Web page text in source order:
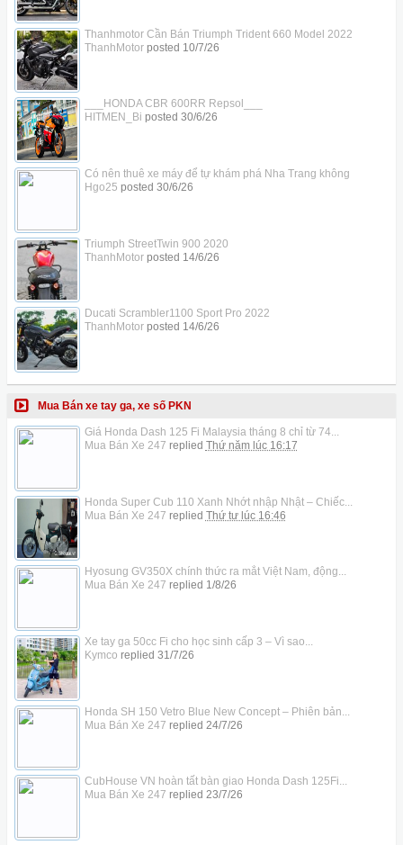
Thanhmotor Cần Bán Triumph Trident 660 Model 2022
ThanhMotorposted 10/7/26
___HONDA CBR 600RR Repsol___
HITMEN_Bi posted 30/6/26
Có nên thuê xe máy để tự khám phá Nha Trang không
Hgo25 posted 30/6/26
Triumph StreetTwin 900 2020
ThanhMotorposted 14/6/26
Ducati Scrambler1100 Sport Pro 2022
ThanhMotorposted 14/6/26
Mua Bán xe tay ga, xe số PKN
Giá Honda Dash 125 Fi Malaysia tháng 8 chỉ từ 74...
Mua Bán Xe 247 replied Thứ năm lúc 16:17
Honda Super Cub 110 Xanh Nhớt nhập Nhật – Chiếc...
Mua Bán Xe 247 replied Thứ tư lúc 16:46
Hyosung GV350X chính thức ra mắt Việt Nam, động...
Mua Bán Xe 247 replied 1/8/26
Xe tay ga 50cc Fi cho học sinh cấp 3 – Vì sao...
Kymco replied 31/7/26
Honda SH 150 Vetro Blue New Concept – Phiên bản...
Mua Bán Xe 247 replied 24/7/26
CubHouse VN hoàn tất bàn giao Honda Dash 125Fi...
Mua Bán Xe 247 replied 23/7/26